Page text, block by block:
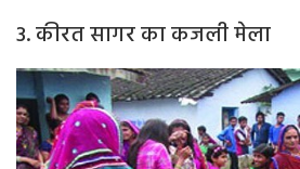
3. कीरत सागर का कजली मेला